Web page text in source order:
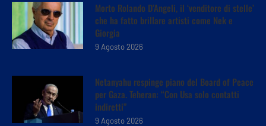
Morto Rolando D’Angeli, il ‘venditore di stelle’
che ha fatto brillare artisti come Nek e
Giorgia
9 Agosto 2026
Netanyahu respinge piano del Board of Peace
per Gaza. Teheran: “Con Usa solo contatti
indiretti”
9 Agosto 2026